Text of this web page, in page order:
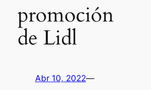
promoción
de Lidl
Abr 10, 2022—